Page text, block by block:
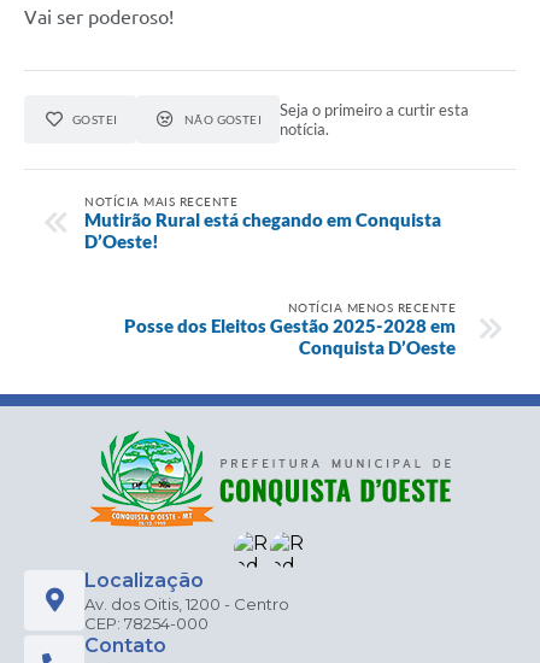
Vai ser poderoso!
GOSTEI NÃO GOSTEI
Seja o primeiro a curtir esta
notícia.
NOTÍCIA MAIS RECENTE
Mutirão Rural está chegando em Conquista
D’Oeste!
NOTÍCIA MENOS RECENTE
Posse dos Eleitos Gestão 2025-2028 em
Conquista D’Oeste
Localização
Av. dos Oitis, 1200 - Centro
CEP: 78254-000
Contato